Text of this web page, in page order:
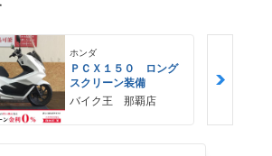
ホンダ
ＰＣＸ１５０ ロング
スクリーン装備
バイク王 那覇店